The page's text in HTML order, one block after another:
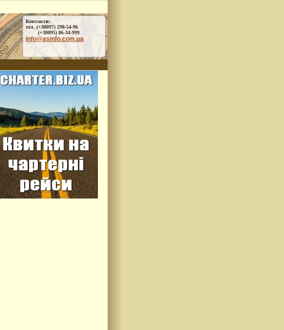
Контакти:
тел. (+38097) 298-54-96
(+38095) 86-34-999
info@asinfo.com.ua